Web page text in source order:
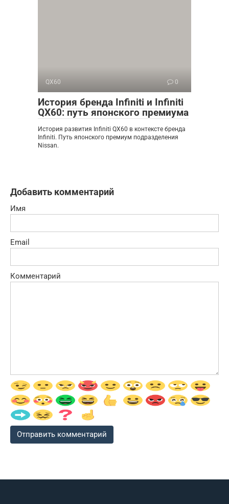
QX60 0
История бренда Infiniti и Infiniti
QX60: путь японского премиума
История развития Infiniti QX60 в контексте бренда
Infiniti. Путь японского премиум подразделения
Nissan.
Добавить комментарий
Имя
Email
Комментарий